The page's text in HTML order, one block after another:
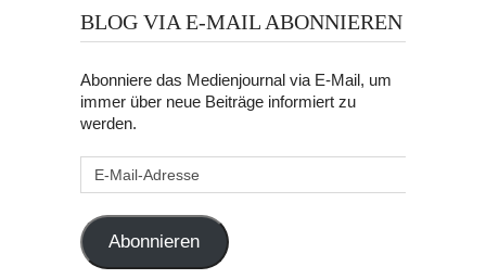
BLOG VIA E-MAIL ABONNIEREN
Abonniere das Medienjournal via E-Mail, um
immer über neue Beiträge informiert zu
werden.
Abonnieren